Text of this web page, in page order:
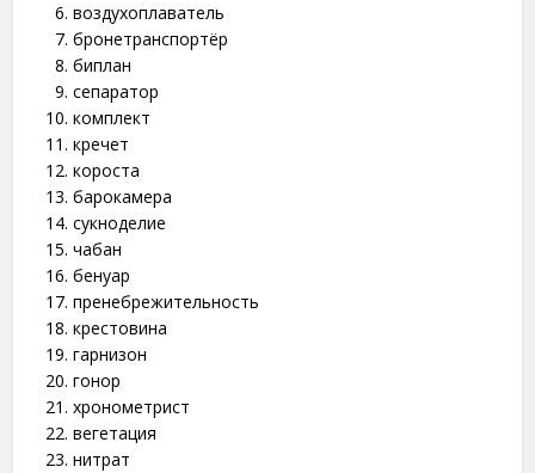
воздухоплаватель
бронетранспортёр
биплан
сепаратор
комплект
кречет
короста
барокамера
сукноделие
чабан
бенуар
пренебрежительность
крестовина
гарнизон
гонор
хронометрист
вегетация
нитрат